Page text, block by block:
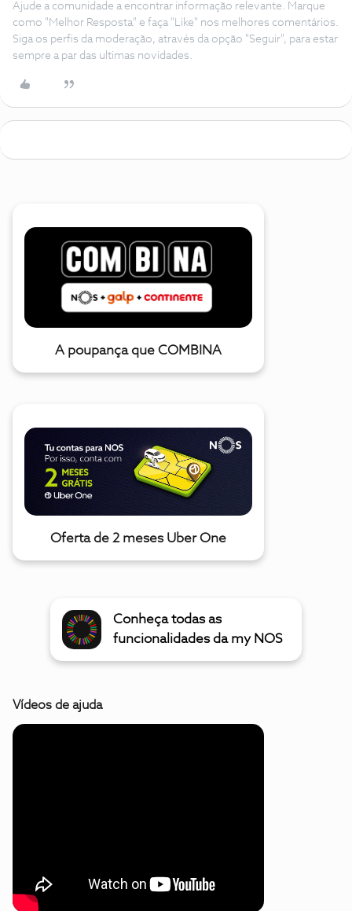
Ajude a comunidade a encontrar informação relevante. Marque
como "Melhor Resposta" e faça "Like" nos melhores comentários.
Siga os perfis da moderação, através da opção "Seguir", para estar
sempre a par das ultimas novidades.
A poupança que COMBINA
Oferta de 2 meses Uber One
Conheça todas as
funcionalidades da my NOS
Vídeos de ajuda